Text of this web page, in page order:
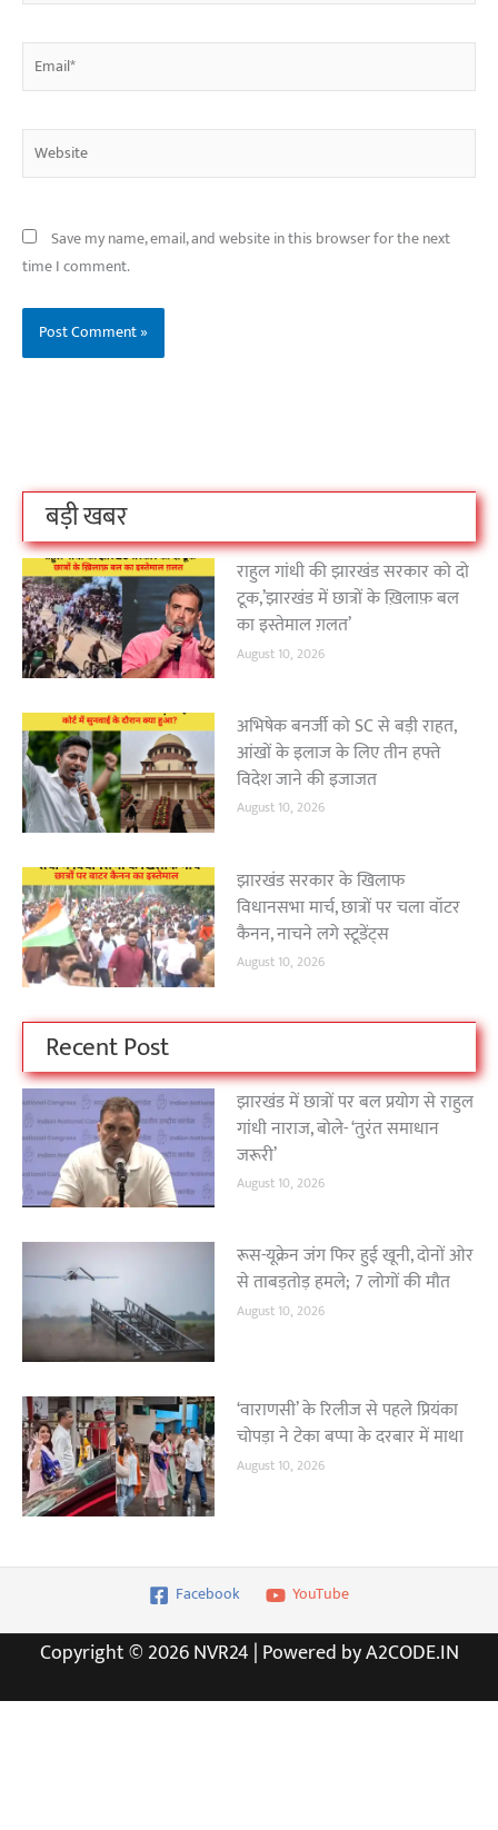
Website
Save my name, email, and website in this browser for the next
time I comment.
बड़ी खबर
राहुल गांधी की झारखंड सरकार को दो
टूक,’झारखंड में छात्रों के ख़िलाफ़ बल
का इस्तेमाल ग़लत’
August 10, 2026
अभिषेक बनर्जी को SC से बड़ी राहत,
आंखों के इलाज के लिए तीन हफ्ते
विदेश जाने की इजाजत
August 10, 2026
झारखंड सरकार के खिलाफ
विधानसभा मार्च, छात्रों पर चला वॉटर
कैनन, नाचने लगे स्टूडेंट्स
August 10, 2026
Recent Post
झारखंड में छात्रों पर बल प्रयोग से राहुल
गांधी नाराज, बोले- ‘तुरंत समाधान
जरूरी’
August 10, 2026
रूस-यूक्रेन जंग फिर हुई खूनी, दोनों ओर
से ताबड़तोड़ हमले; 7 लोगों की मौत
August 10, 2026
‘वाराणसी’ के रिलीज से पहले प्रियंका
चोपड़ा ने टेका बप्पा के दरबार में माथा
August 10, 2026
Facebook YouTube
Copyright © 2026 NVR24 | Powered by A2CODE.IN